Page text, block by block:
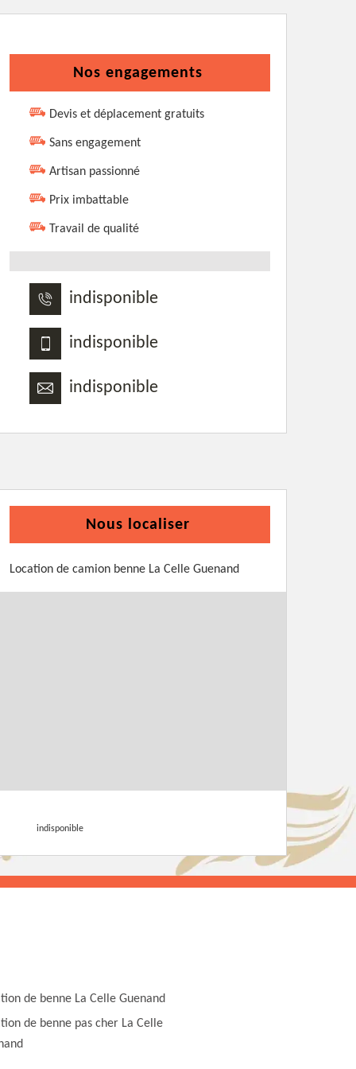
Nos engagements
Devis et déplacement gratuits
Sans engagement
Artisan passionné
Prix imbattable
Travail de qualité
indisponible
indisponible
indisponible
Nous localiser
Location de camion benne La Celle Guenand
indisponible
de benne La Celle Guenand
de benne pas cher La Celle